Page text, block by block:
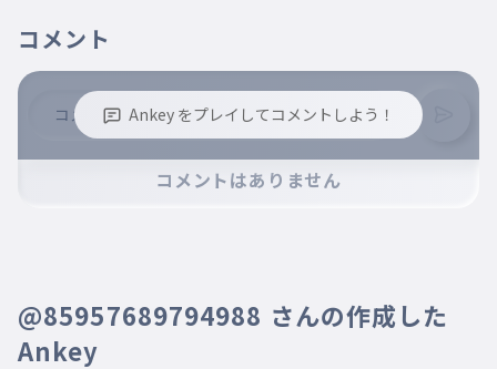
013
HP26000
私にはまだたくさんの潜在
015
地震を自身の自信へ
じしんをじしんのじしんへ
コメント
Ankey をプレイしてコメントしよう！
※コメントするには、ログインが必要です。
コメントはありません
@85957689794988 さんの作成した
Ankey